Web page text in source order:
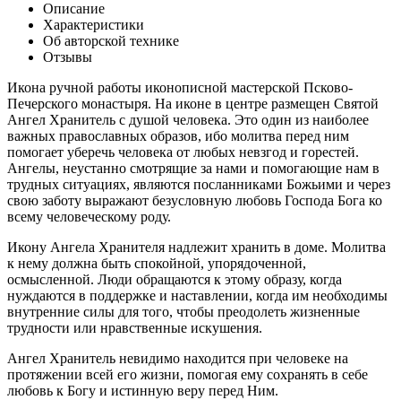
Описание
Характеристики
Об авторской технике
Отзывы
Икона ручной работы иконописной мастерской Псково-
Печерского монастыря. На иконе в центре размещен Святой
Ангел Хранитель с душой человека. Это один из наиболее
важных православных образов, ибо молитва перед ним
помогает уберечь человека от любых невзгод и горестей.
Ангелы, неустанно смотрящие за нами и помогающие нам в
трудных ситуациях, являются посланниками Божьими и через
свою заботу выражают безусловную любовь Господа Бога ко
всему человеческому роду.
Икону Ангела Хранителя надлежит хранить в доме. Молитва
к нему должна быть спокойной, упорядоченной,
осмысленной. Люди обращаются к этому образу, когда
нуждаются в поддержке и наставлении, когда им необходимы
внутренние силы для того, чтобы преодолеть жизненные
трудности или нравственные искушения.
Ангел Хранитель невидимо находится при человеке на
протяжении всей его жизни, помогая ему сохранять в себе
любовь к Богу и истинную веру перед Ним.